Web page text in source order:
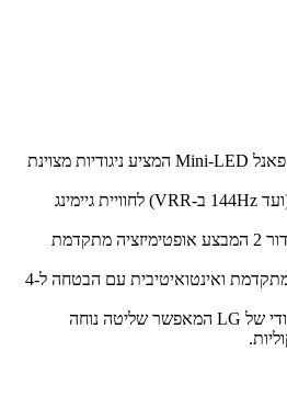
- מסך ענק בגודל 86 אינץ' עם פאנל Mini-LED המציע ניגודיות מצוינת
- קצב רענון מהיר של 120Hz (ועד 144Hz ב-VRR) לחוויית גיימינג
- מעבד α8 AI Processor 4K דור 2 המבצע אופטימיזציה מתקדמת
- מערכת הפעלה webOS 25 מתקדמת ואינטואיטיבית עם הבטחה ל-4
- שלט ה-Magic Remote הייחודי של LG המאפשר שליטה נוחה